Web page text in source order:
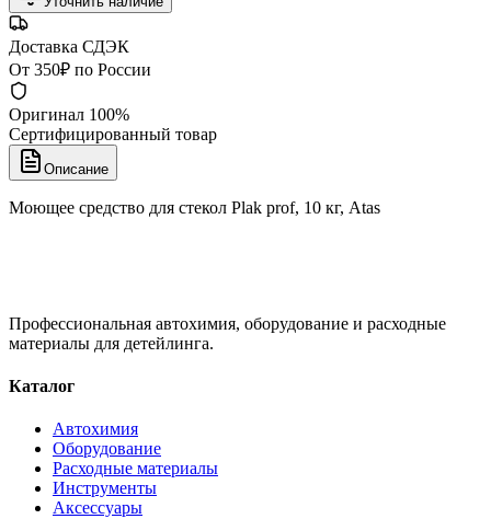
Доставка СДЭК
От 350₽ по России
Оригинал 100%
Сертифицированный товар
Описание
Моющее средство для стекол Plak prof, 10 кг, Atas
Профессиональная автохимия, оборудование и расходные
материалы для детейлинга.
Каталог
Автохимия
Оборудование
Расходные материалы
Инструменты
Аксессуары